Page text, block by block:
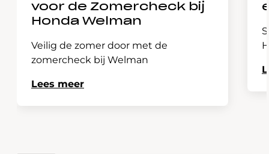
voor de Zomercheck bij
Honda Welman
Veilig de zomer door met de
zomercheck bij Welman
Lees meer